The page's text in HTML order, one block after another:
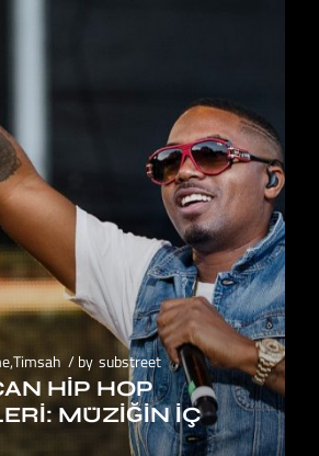
,Timsah by substreet
HIP HOP
MÜZIĞIN İÇ